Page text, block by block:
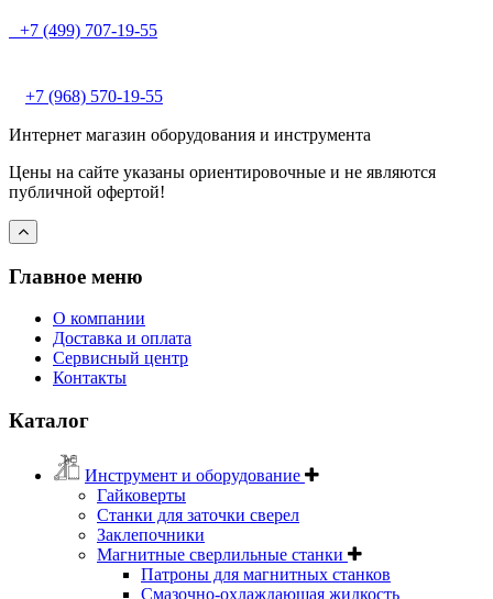
+7 (499) 707-19-55
+7 (968) 570-19-55
Интернет магазин оборудования и инструмента
Цены на сайте указаны ориентировочные и не являются
публичной офертой!
Главное меню
О компании
Доставка и оплата
Сервисный центр
Контакты
Каталог
Инструмент и оборудование
Гайковерты
Станки для заточки сверел
Заклепочники
Магнитные сверлильные станки
Патроны для магнитных станков
Смазочно-охлаждающая жидкость